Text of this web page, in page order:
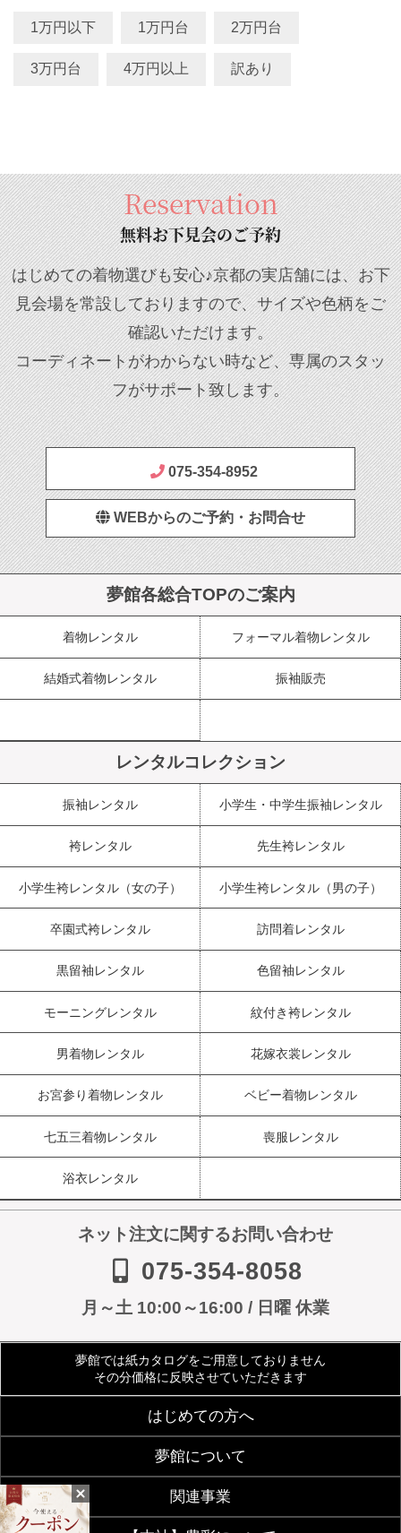
1万円以下 1万円台 2万円台
3万円台 4万円以上 訳あり
Reservation
無料お下見会のご予約
はじめての着物選びも安心♪京都の実店舗には、お下
見会場を常設しておりますので、サイズや色柄をご
確認いただけます。
コーディネートがわからない時など、専属のスタッ
フがサポート致します。
075-354-8952
WEBからのご予約・お問合せ
夢館各総合TOPのご案内
着物レンタル フォーマル着物レンタル
結婚式着物レンタル 振袖販売
レンタルコレクション
振袖レンタル 小学生・中学生振袖レンタル
袴レンタル 先生袴レンタル
小学生袴レンタル（女の子） 小学生袴レンタル（男の子）
卒園式袴レンタル 訪問着レンタル
黒留袖レンタル 色留袖レンタル
モーニングレンタル 紋付き袴レンタル
男着物レンタル 花嫁衣裳レンタル
お宮参り着物レンタル ベビー着物レンタル
七五三着物レンタル 喪服レンタル
浴衣レンタル
ネット注文に関するお問い合わせ
075-354-8058
月～土 10:00～16:00 / 日曜 休業
夢館では紙カタログをご用意しておりません
その分価格に反映させていただきます
はじめての方へ
着物サイズ表
夢館について
会社案内 関連事業